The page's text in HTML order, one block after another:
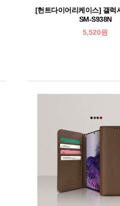
[헌트다이어리케이스] 갤럭
SM-S938N
5,520원